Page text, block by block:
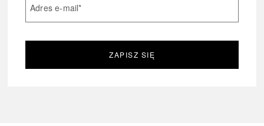
Adres e-mail*
ZAPISZ SIĘ